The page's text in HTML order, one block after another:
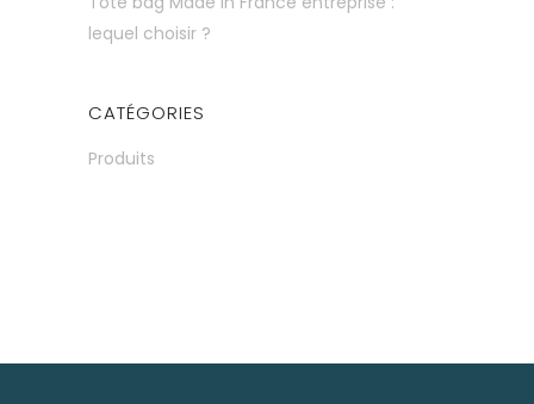
lequel choisir ?
CATÉGORIES
Produits